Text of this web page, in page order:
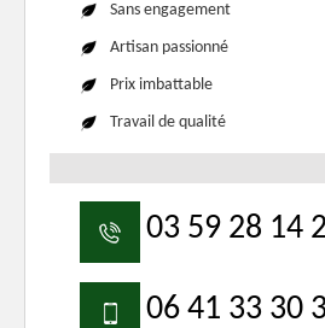
Sans engagement
Artisan passionné
Prix imbattable
Travail de qualité
03 59 28 14
06 41 33 30